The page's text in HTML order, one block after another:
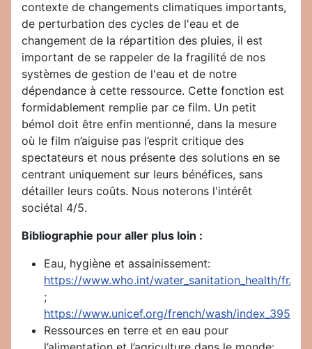
contexte de changements climatiques importants,
de perturbation des cycles de l'eau et de
changement de la répartition des pluies, il est
important de se rappeler de la fragilité de nos
systèmes de gestion de l'eau et de notre
dépendance à cette ressource. Cette fonction est
formidablement remplie par ce film. Un petit
bémol doit être enfin mentionné, dans la mesure
où le film n’aiguise pas l’esprit critique des
spectateurs et nous présente des solutions en se
centrant uniquement sur leurs bénéfices, sans
détailler leurs coûts. Nous noterons l'intérêt
sociétal 4/5.
Bibliographie pour aller plus loin :
Eau, hygiène et assainissement:
https://www.who.int/water_sanitation_health/fr/
;
https://www.unicef.org/french/wash/
Ressources en terre et en eau pour